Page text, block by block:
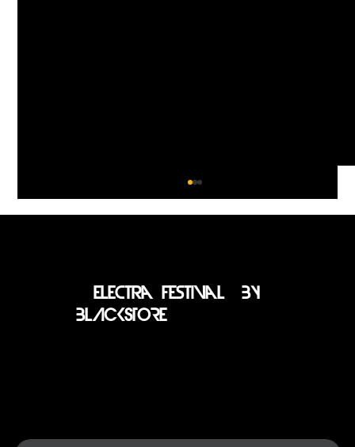
electra festival BY
BLACKSTORE